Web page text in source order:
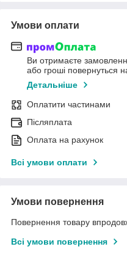
Умови оплати
Ви отримаєте
або гроші повернуться
Детальніше
Оплатити частинами
Післяплата
Оплата на рахунок
Всі умови оплати
Умови повернення
Повернення товару
Всі умови повернення